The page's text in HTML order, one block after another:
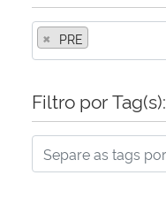
× PRE
Filtro por Tag(s):